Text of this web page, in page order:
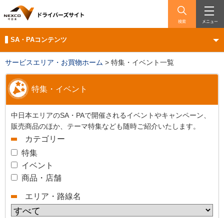
検索 メニュー
SA・PAコンテンツ
サービスエリア・お買物ホーム > 特集・イベント一覧
特集・イベント
中日本エリアのSA・PAで開催されるイベントやキャンペーン、
販売商品のほか、テーマ特集なども随時ご紹介いたします。
カテゴリー
特集
イベント
商品・店舗
エリア・路線名